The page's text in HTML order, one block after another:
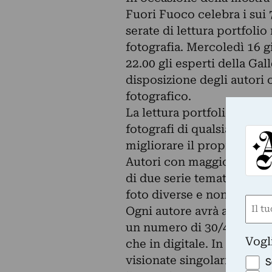
Fuori Fuoco celebra i sui
serate di lettura portfolio
fotografia. Mercoledì 16
22.00 gli esperti della
disposizione degli autori
fotografico.
La lettura portfolio è un
fotografi di qualsiasi
migliorare il proprio
Autori con maggiore
di due serie tematiche; i
foto diverse e non legate
Ogni autore avrà a
un numero di 30/40
che in digitale. In
visionate singolarmente.
Nome